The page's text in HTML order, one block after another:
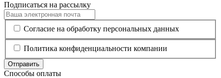
Подписаться на рассылку
Согласие на обработку персональных данных
Политика конфиденциальности компании
Отправить
Способы оплаты